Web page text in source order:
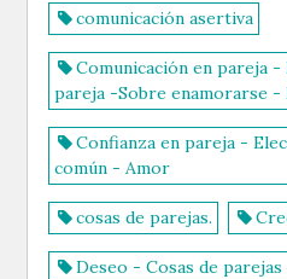
comunicación asertiva
Comunicación en pareja
pareja -Sobre enamorarse -
Confianza en pareja -
común - Amor
cosas de parejas.
Deseo - Cosas de